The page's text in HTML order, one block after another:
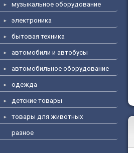
музыкальное оборудование
электроника
бытовая техника
автомобили и автобусы
автомобильное оборудование
одежда
детские товары
товары для животных
разное